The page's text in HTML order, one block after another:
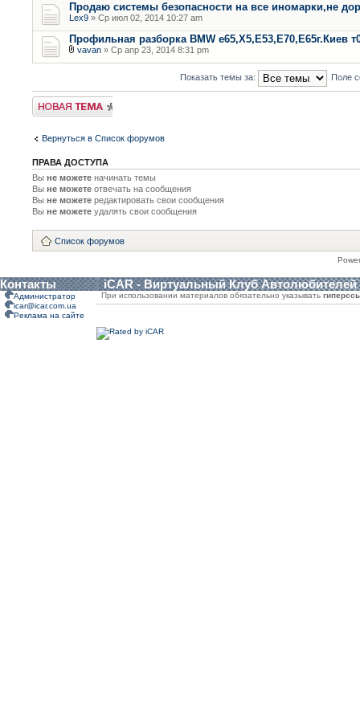
Продаю системы безопасности на все иномарки,не
Lex9 » Ср июл 02, 2014 10:27 am
Профильная разборка BMW е65,Х5,Е53,Е70,Е65г.Киев
vavan » Ср апр 23, 2014 8:31 pm
Показать темы за: Поле
Новая тема
Вернуться в Список форумов
ПРАВА ДОСТУПА
Вы не можете начинать темы
Вы не можете отвечать на сообщения
Вы не можете редактировать свои сообщения
Вы не можете удалять свои сообщения
Список форумов
Контакты iCAR - Виртуальный Клуб Автолюбителей
Администратор
icar@icar.com.ua
Реклама на сайте
При использовании материалов обязательно указывать